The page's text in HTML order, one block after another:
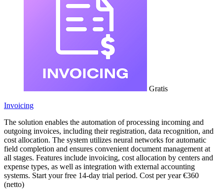
Gratis
Invoicing
The solution enables the automation of processing incoming and
outgoing invoices, including their registration, data recognition, and
cost allocation. The system utilizes neural networks for automatic
field completion and ensures convenient document management at
all stages. Features include invoicing, cost allocation by centers and
expense types, as well as integration with external accounting
systems. Start your free 14-day trial period. Cost per year €360
(netto)